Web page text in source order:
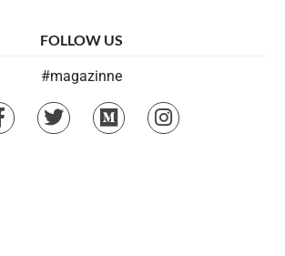
FOLLOW US
#magazinne